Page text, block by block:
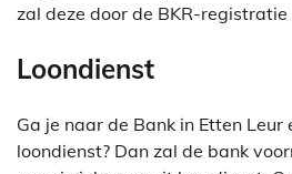
zal deze door de BKR-
Loondienst
Ga je naar de Bank in Etten Leur
loondienst? Dan zal de bank